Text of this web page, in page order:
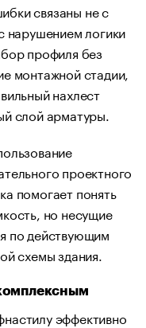
связаны не с
нарушением логики
профиля без
монтажной стадии,
нахлест
слой арматуры.
проектного
помогает понять
но несущие
по действующим
схемы здания.
эффективно